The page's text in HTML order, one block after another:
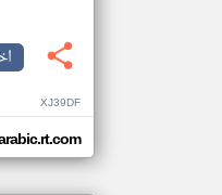
XJ39DF